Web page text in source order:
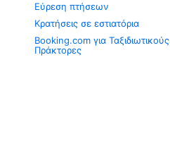
Εύρεση πτήσεων
Κρατήσεις σε εστιατόρια
Booking.com για Ταξιδιωτικούς
Πράκτορες